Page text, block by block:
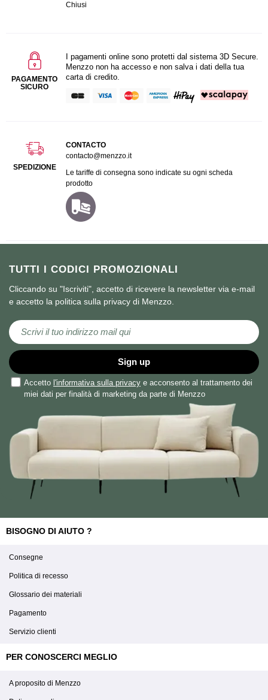
TUTTI I CODICI PROMOZIONALI
Cliccando su "Iscriviti", accetto di ricevere la newsletter via e-mail
e accetto la politica sulla privacy di Menzzo.
Iscriviti alla nostra Newsletter:
Sign up
Accetto l'informativa sulla privacy e acconsento al trattamento dei
miei dati per finalità di marketing da parte di Menzzo
Chiusi
PAGAMENTO
SICURO
I pagamenti online sono protetti dal sistema 3D Secure.
Menzzo non ha accesso e non salva i dati della tua
carta di credito.
SPEDIZIONE
CONTACTO
contacto@menzzo.it
Le tariffe di consegna sono indicate su ogni scheda
prodotto
BISOGNO DI AIUTO ?
Consegne
Politica di recesso
Glossario dei materiali
Pagamento
Servizio clienti
PER CONOSCERCI MEGLIO
A proposito di Menzzo